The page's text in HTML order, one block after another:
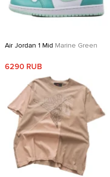
Air Jordan 1 Mid Marine Green
6290 RUB